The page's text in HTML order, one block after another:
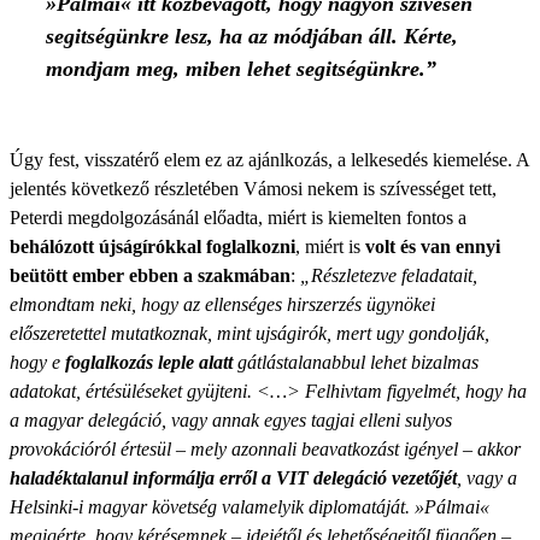
segitségünkre lesz, ha az módjában áll. Kérte,
mondjam meg, miben lehet segitségünkre.”
Úgy fest, visszatérő elem ez az ajánlkozás, a lelkesedés kiemelése. A
jelentés következő részletében Vámosi nekem is szívességet tett,
Peterdi megdolgozásánál előadta, miért is kiemelten fontos a
behálózott újságírókkal foglalkozni, miért is volt és van ennyi
beütött ember ebben a szakmában:
„Részletezve feladatait,
elmondtam neki, hogy az ellenséges hirszerzés ügynökei
előszeretettel mutatkoznak, mint ujságirók, mert ugy gondolják,
hogy e foglalkozás leple alattgátlástalanabbul lehet bizalmas
adatokat, értésüléseket gyüjteni. <…> Felhivtam figyelmét, hogy ha
a magyar delegáció, vagy annak egyes tagjai elleni sulyos
provokációról értesül – mely azonnali beavatkozást igényel – akkor
haladéktalanul informálja erről a VIT delegáció vezetőjét, vagy a
Helsinki-i magyar követség valamelyik diplomatáját. »Pálmai«
megigérte, hogy kérésemnek – idejétől és lehetőségeitől függően –